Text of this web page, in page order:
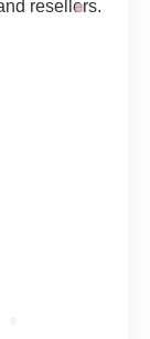
resellers.